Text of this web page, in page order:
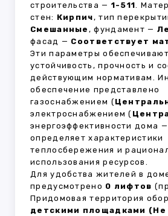
строительства — 1-511.
стен: Кирпич, тип
Смешанные , фундамент —
фасад — Соответствует
Эти параметры
устойчивость, прочность и
действующим нормативам.
обеспечение представлено
газоснабжением (
электроснабжением (
энергоэффективности дома —
определяет характеристики
теплосбережения и
использования ресурсов.
Для удобства жителей в
предусмотрено 0 лифтов
Придомовая территория
детскими площадками (Не